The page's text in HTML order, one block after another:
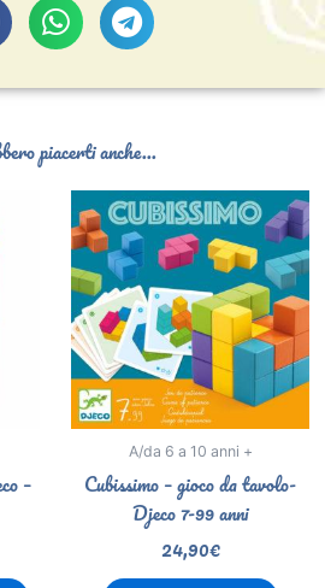
piacerti anche...
–
A/da 6 a 10 anni +
Cubissimo – gioco da tavolo-
Djeco 7-99 anni
24,90€